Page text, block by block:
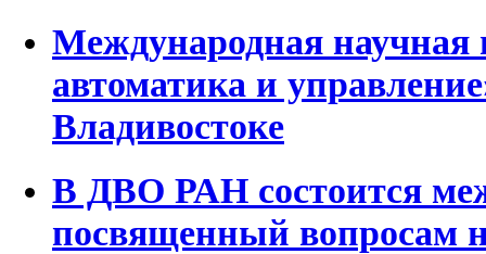
Международная научная
автоматика и
Владивостоке
В ДВО РАН состоится
посвященный вопросам